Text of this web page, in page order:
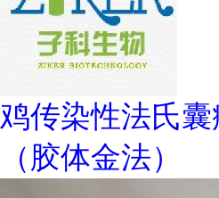
鸡传染性法氏
（胶体金法）